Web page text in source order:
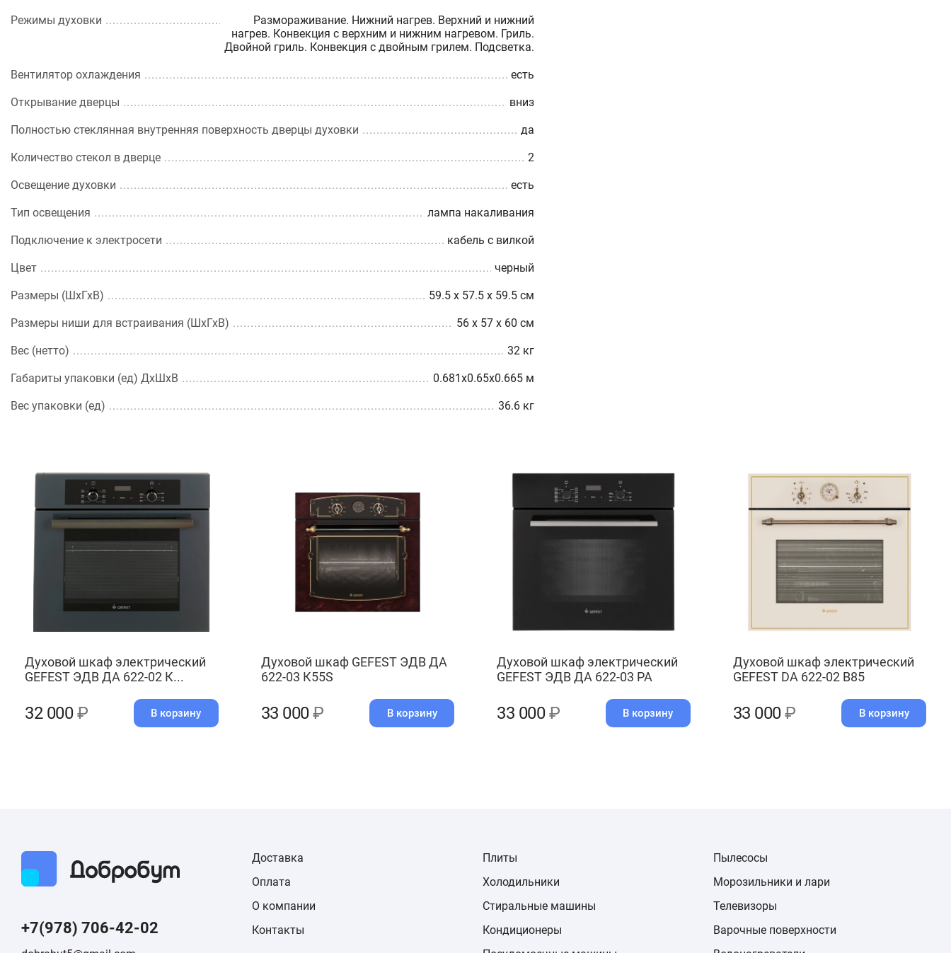
Режимы духовки
Размораживание. Нижний нагрев. Верхний и нижний
нагрев. Конвекция с верхним и нижним нагревом. Гриль.
Двойной гриль. Конвекция с двойным грилем. Подсветка.
Вентилятор охлаждения есть
Открывание дверцы вниз
Полностью стеклянная внутренняя поверхность дверцы духовки да
Количество стекол в дверце 2
Освещение духовки есть
Тип освещения лампа накаливания
Подключение к электросети кабель с вилкой
Цвет черный
Размеры (ШхГхВ) 59.5 х 57.5 х 59.5 см
Размеры ниши для встраивания (ШхГхВ) 56 x 57 x 60 см
Вес (нетто) 32 кг
Габариты упаковки (ед) ДхШхВ 0.681x0.65x0.665 м
Вес упаковки (ед) 36.6 кг
Духовой шкаф электрический
GEFEST ЭДВ ДА 622-02 К...
32 000₽ В корзину
Духовой шкаф GEFEST ЭДВ ДА
622-03 К55S
33 000₽ В корзину
Духовой шкаф электрический
GEFEST ЭДВ ДА 622-03 РА
33 000₽ В корзину
Духовой шкаф электрический
GEFEST DA 622-02 B85
33 000₽ В корзину
+7(978) 706-42-02
Доставка
Оплата
О компании
Контакты
Плиты
Холодильники
Стиральные машины
Кондиционеры
Пылесосы
Морозильники и лари
Телевизоры
Варочные поверхности